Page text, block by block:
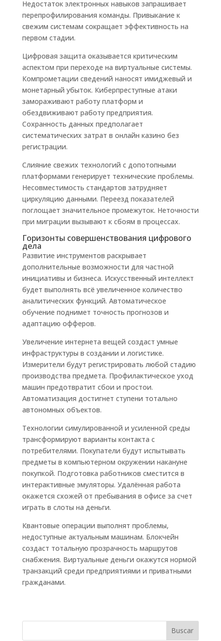
Недостаток электронных навыков запрашивает
перепрофилирования команды. Привыкание к
свежим системам сокращает эффективность на
первом стадии.
Цифровая защита оказывается критическим
аспектом при переходе на виртуальные системы.
Компрометации сведений наносят имиджевый и
монетарный убыток. Киберпреступные атаки
замораживают работу платформ и
обездвиживают работу предприятия.
Сохранность данных предполагает
систематических затрат в онлайн казино без
регистрации.
Слияние свежих технологий с допотопными
платформами генерирует технические проблемы.
Несовместимость стандартов затрудняет
циркуляцию данными. Переезд показателей
поглощает значительное промежуток. Неточности
при миграции вызывают к сбоям в процессах.
Горизонты совершенствования цифрового
дела
Развитие инструментов раскрывает
дополнительные возможности для частной
инициативы и бизнеса. Искусственный интеллект
будет выполнять всё увеличенное количество
аналитических функций. Автоматическое
обучение поднимет точность прогнозов и
адаптацию офферов.
Увеличение интернета вещей создаст умные
инфраструктуры в создании и логистике.
Измерители будут регистрировать любой стадию
производства предмета. Профилактическое уход
машин предотвратит сбои и простои.
Автоматизация достигнет ступени тотально
автономных объектов.
Технологии симулированной и усиленной среды
трансформируют варианты контакта с
потребителями. Покупатели будут испытывать
предметы в компьютерном окружении накануне
покупкой. Подготовка работников сместится в
интерактивные эмуляторы. Удалённая работа
окажется схожей от пребывания в офисе за счет
играть в слоты на деньги.
Квантовые операции выполнят проблемы,
недоступные актуальным машинам. Блокчейн
создаст тотальную прозрачность маршрутов
снабжения. Виртуальные деньги окажутся нормой
транзакций среди предприятиями и приватными
гражданами.